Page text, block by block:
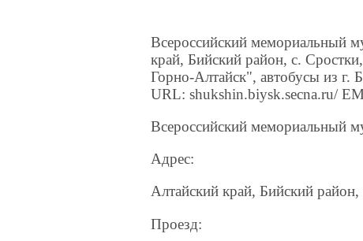
Всероссийский мемориальный
край, Бийский район, с.
Горно-Алтайск", автобусы из г.
URL: shukshin.biysk.secna.ru/
Всероссийский мемориальный
Адрес:
Алтайский край, Бийский
Проезд: